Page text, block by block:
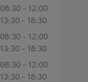
08:30 - 12:00
13:30 - 18:30
08:30 - 12:00
13:30 - 18:30
08:30 - 12:00
13:30 - 18:30